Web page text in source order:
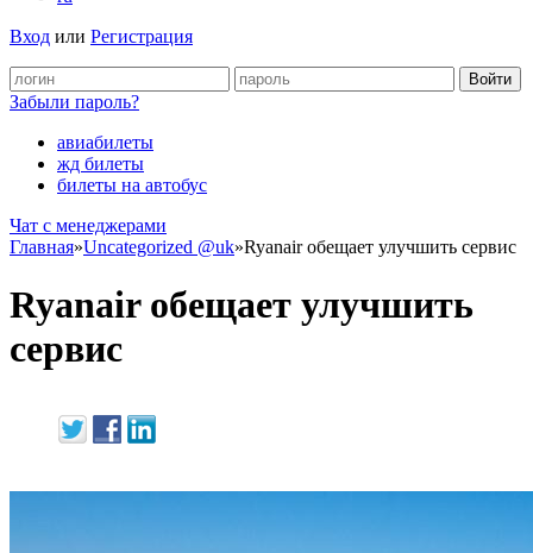
Вход или Регистрация
Забыли пароль?
авиабилеты
жд билеты
билеты на автобус
Чат c менеджерами
Главная»Uncategorized @uk»Ryanair обещает улучшить сервис
Ryanair обещает улучшить
сервис